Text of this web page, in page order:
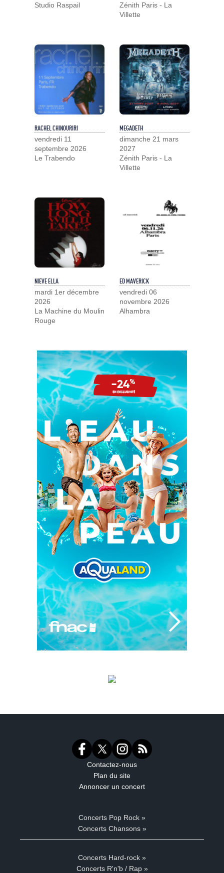
Studio Raspail
Zénith Paris - La
Villette
RACHEL CHINOURIRI
vendredi 11
septembre 2026
Le Trabendo
MEGADETH
dimanche 21 mars
2027
Zénith Paris - La
Villette
NIEVE ELLA
mardi 1er décembre
2026
La Machine du Moulin
Rouge
ED MAVERICK
vendredi 06
novembre 2026
Alhambra
Contactez-nous
Plan du site
Annoncer un concert
Concerts Pop Rock »
Concerts Chansons »
Concerts Hard-rock »
Concerts R'n'b / Rap »